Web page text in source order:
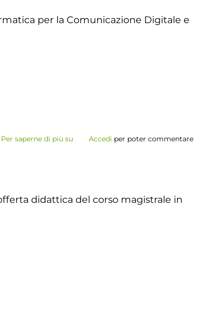
Fantasia
per la Comunicazione Digitale e
Per saperne di più su Primi
CENSIS!
Accedi per poter commentare
didattica del corso magistrale in